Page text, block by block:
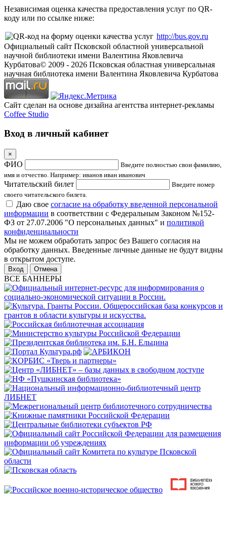
Независимая оценка качества предоставления услуг по QR-
коду или по ссылке ниже:
http://bus.gov.ru
Официальный сайт Псковской областной универсальной
научной библиотеки имени Валентина Яковлевича
Курбатова© 2009 - 2026 Псковская областная универсальная
научная библиотека имени Валентина Яковлевича Курбатова
Сайт сделан на основе дизайна агентства интернет-рекламы
Coffee Studio
Вход в личный кабинет
×
ФИО
Введите полностью свои фамилию,
имя и отчество. Например: иванов иван иванович
Читательский билет
Введите номер
своего читательского билета.
Даю свое согласие на обработку введенной персональной
информации в соответствии с Федеральным Законом №152-
ФЗ от 27.07.2006 "О персональных данных" и политикой
конфиденциальности
Мы не можем обработать запрос без Вашего согласия на
обработку данных. Введенные личные данные не будут видны
в открытом доступе.
Отмена
ВСЕ БАННЕРЫ